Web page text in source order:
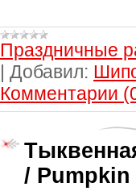
Праздничные
| Добавил:
Комментарии
/ Pumpkin